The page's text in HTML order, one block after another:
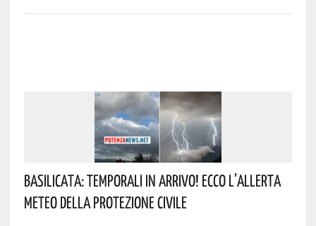
Basilicata: Temporali In Arrivo! Ecco L’allerta
Meteo Della Protezione Civile